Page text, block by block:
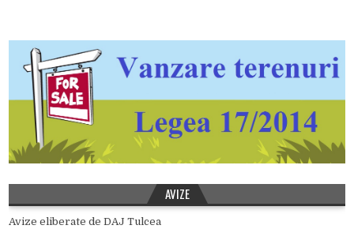
AVIZE
Avize eliberate de DAJ Tulcea